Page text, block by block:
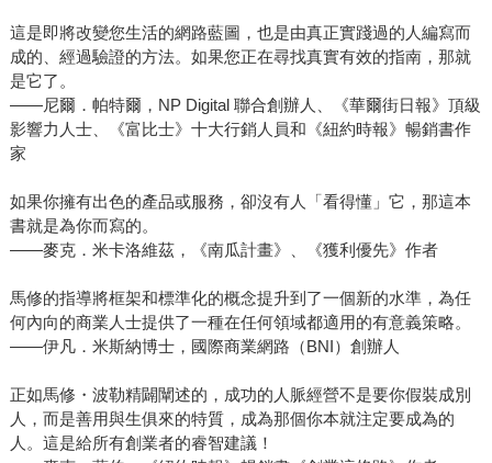
這是即將改變您生活的網路藍圖，也是由真正實踐過的人編寫而
成的、經過驗證的方法。如果您正在尋找真實有效的指南，那就
是它了。
——尼爾．帕特爾，NP Digital 聯合創辦人、《華爾街日報》頂級
影響力人士、《富比士》十大行銷人員和《紐約時報》暢銷書作
家
如果你擁有出色的產品或服務，卻沒有人「看得懂」它，那這本
書就是為你而寫的。
——麥克．米卡洛維茲，《南瓜計畫》、《獲利優先》作者
馬修的指導將框架和標準化的概念提升到了一個新的水準，為任
何內向的商業人士提供了一種在任何領域都適用的有意義策略。
——伊凡．米斯納博士，國際商業網路（BNI）創辦人
正如馬修・波勒精闢闡述的，成功的人脈經營不是要你假裝成別
人，而是善用與生俱來的特質，成為那個你本就注定要成為的
人。這是給所有創業者的睿智建議！